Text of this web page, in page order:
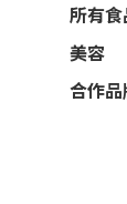
所有食
美容
合作